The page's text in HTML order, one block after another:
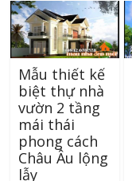
Mẫu thiết kế
biệt thự nhà
vườn 2 tầng
mái thái
phong cách
Châu Âu lộng
lẫy